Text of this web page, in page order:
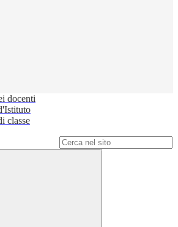
docenti
classe